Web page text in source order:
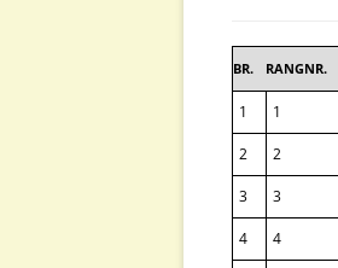
BR. RANGNR.
1 1
2 2
3 3
4 4